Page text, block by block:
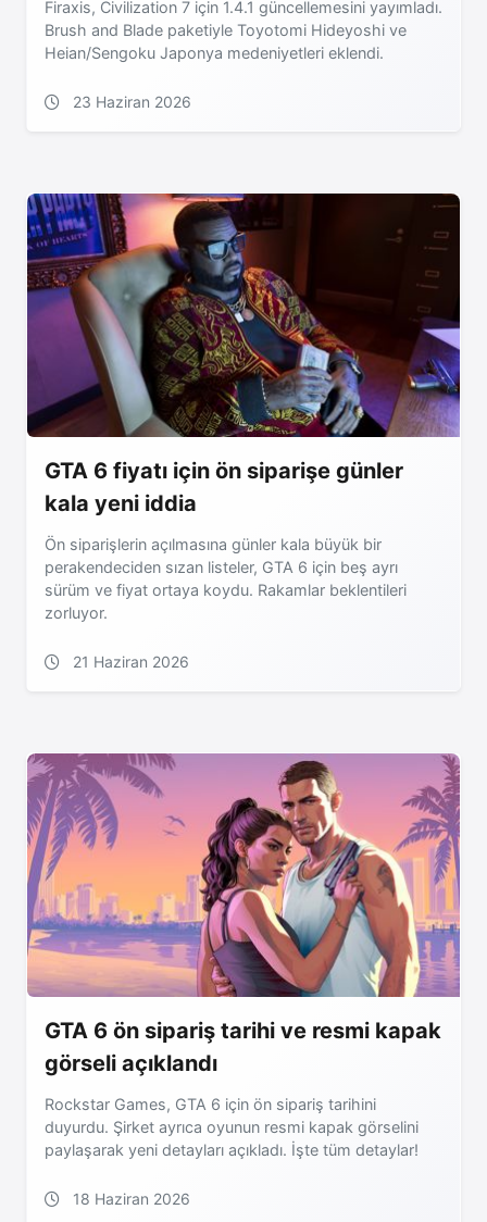
Firaxis, Civilization 7 için 1.4.1 güncellemesini yayımladı.
Brush and Blade paketiyle Toyotomi Hideyoshi ve
Heian/Sengoku Japonya medeniyetleri eklendi.
23 Haziran 2026
GTA 6 fiyatı için ön siparişe günler
kala yeni iddia
Ön siparişlerin açılmasına günler kala büyük bir
perakendeciden sızan listeler, GTA 6 için beş ayrı
sürüm ve fiyat ortaya koydu. Rakamlar beklentileri
zorluyor.
21 Haziran 2026
GTA 6 ön sipariş tarihi ve resmi kapak
görseli açıklandı
Rockstar Games, GTA 6 için ön sipariş tarihini
duyurdu. Şirket ayrıca oyunun resmi kapak görselini
paylaşarak yeni detayları açıkladı. İşte tüm detaylar!
18 Haziran 2026